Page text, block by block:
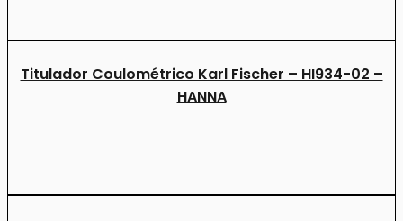
Titulador Coulométrico Karl Fischer – HI934-02 –
HANNA